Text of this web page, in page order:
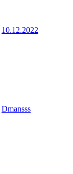
10.12.2022
Dmansss